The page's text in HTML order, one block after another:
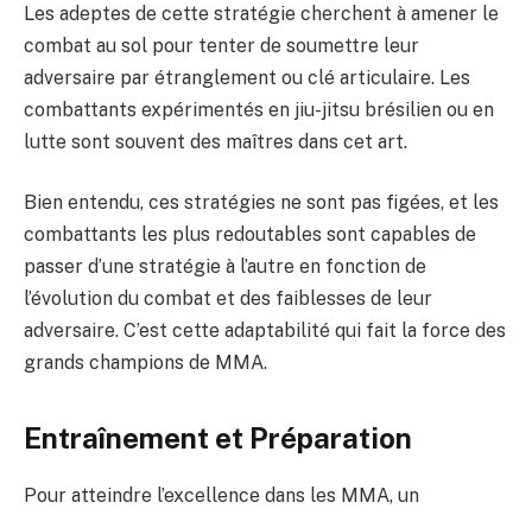
Les adeptes de cette stratégie cherchent à amener le
combat au sol pour tenter de soumettre leur
adversaire par étranglement ou clé articulaire. Les
combattants expérimentés en jiu-jitsu brésilien ou en
lutte sont souvent des maîtres dans cet art.
Bien entendu, ces stratégies ne sont pas figées, et les
combattants les plus redoutables sont capables de
passer d’une stratégie à l’autre en fonction de
l’évolution du combat et des faiblesses de leur
adversaire. C’est cette adaptabilité qui fait la force des
grands champions de MMA.
Entraînement et Préparation
Pour atteindre l’excellence dans les MMA, un